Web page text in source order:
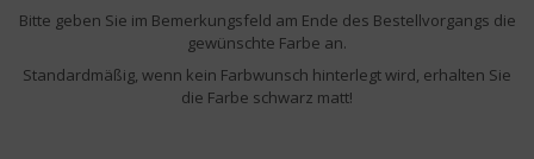
Bitte geben Sie im Bemerkungsfeld am Ende des Bestellvorgangs die
gewünschte Farbe an.
Standardmäßig, wenn kein Farbwunsch hinterlegt wird, erhalten Sie
die Farbe schwarz matt!